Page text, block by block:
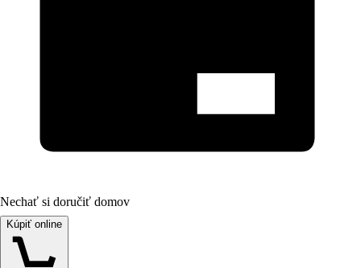
Nechať si doručiť domov
Kúpiť online